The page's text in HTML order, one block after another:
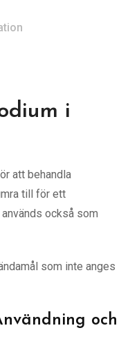
i
att behandla
till för ett
också som
som inte anges
och